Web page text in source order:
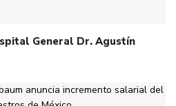
General Dr. Agustín